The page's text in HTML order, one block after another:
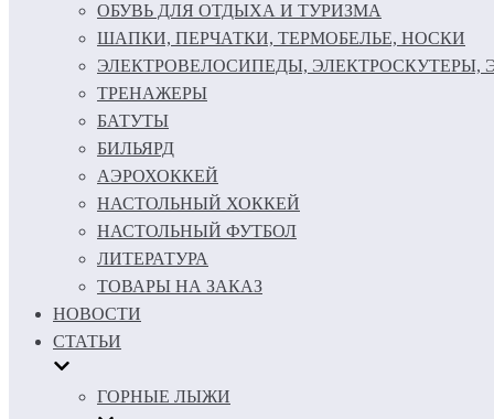
ОБУВЬ ДЛЯ ОТДЫХА И ТУРИЗМА
ШАПКИ, ПЕРЧАТКИ, ТЕРМОБЕЛЬЕ, НОСКИ
ЭЛЕКТРОВЕЛОСИПЕДЫ, ЭЛЕКТРОСКУТЕРЫ,
ТРЕНАЖЕРЫ
БАТУТЫ
БИЛЬЯРД
АЭРОХОККЕЙ
НАСТОЛЬНЫЙ ХОККЕЙ
НАСТОЛЬНЫЙ ФУТБОЛ
ЛИТЕРАТУРА
ТОВАРЫ НА ЗАКАЗ
НОВОСТИ
СТАТЬИ
ГОРНЫЕ ЛЫЖИ